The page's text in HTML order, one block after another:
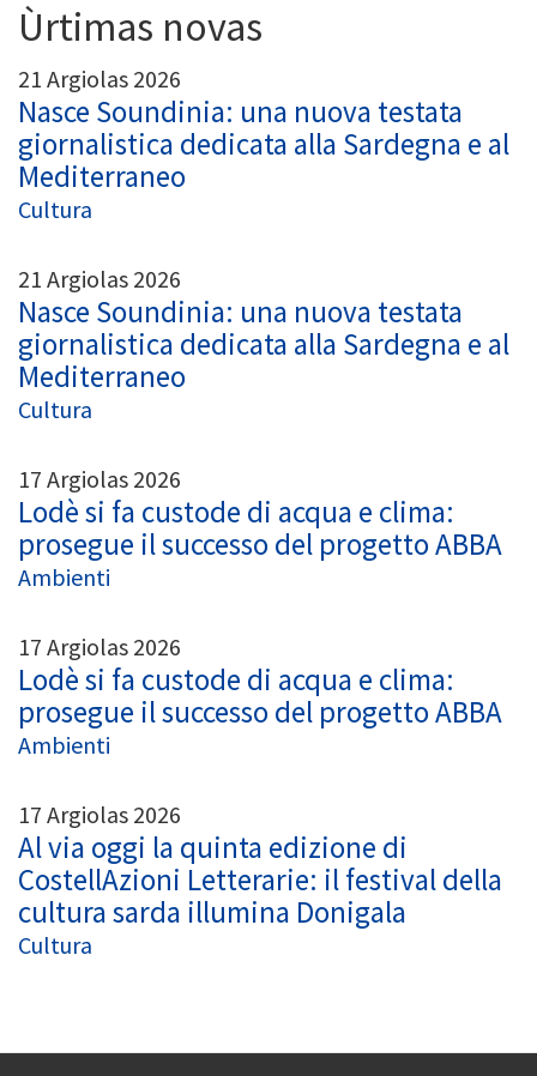
Ùrtimas novas
21 Argiolas 2026
Nasce Soundinia: una nuova testata
giornalistica dedicata alla Sardegna e al
Mediterraneo
Cultura
21 Argiolas 2026
Nasce Soundinia: una nuova testata
giornalistica dedicata alla Sardegna e al
Mediterraneo
Cultura
17 Argiolas 2026
Lodè si fa custode di acqua e clima:
prosegue il successo del progetto ABBA
Ambienti
17 Argiolas 2026
Lodè si fa custode di acqua e clima:
prosegue il successo del progetto ABBA
Ambienti
17 Argiolas 2026
Al via oggi la quinta edizione di
CostellAzioni Letterarie: il festival della
cultura sarda illumina Donigala
Cultura